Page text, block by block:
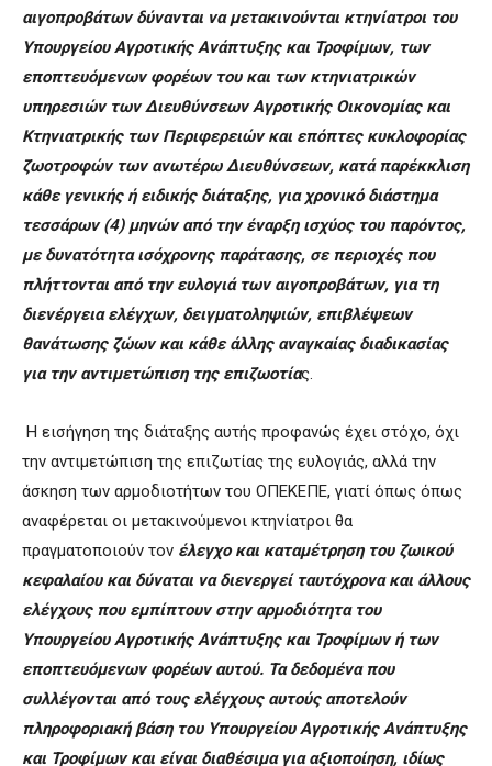
αιγοπροβάτων δύνανται να μετακινούνται κτηνίατροι του
Υπουργείου Αγροτικής Ανάπτυξης και Τροφίμων, των
εποπτευόμενων φορέων του και των κτηνιατρικών
υπηρεσιών των Διευθύνσεων Αγροτικής Οικονομίας και
Κτηνιατρικής των Περιφερειών και επόπτες κυκλοφορίας
ζωοτροφών των ανωτέρω Διευθύνσεων, κατά παρέκκλιση
κάθε γενικής ή ειδικής διάταξης, για χρονικό διάστημα
τεσσάρων (4) μηνών από την έναρξη ισχύος του παρόντος,
με δυνατότητα ισόχρονης παράτασης, σε περιοχές που
πλήττονται από την ευλογιά των αιγοπροβάτων, για τη
διενέργεια ελέγχων, δειγματοληψιών, επιβλέψεων
θανάτωσης ζώων και κάθε άλλης αναγκαίας διαδικασίας
για την αντιμετώπιση της επιζωοτίας.
Η εισήγηση της διάταξης αυτής προφανώς έχει στόχο, όχι
την αντιμετώπιση της επιζωτίας της ευλογιάς, αλλά την
άσκηση των αρμοδιοτήτων του ΟΠΕΚΕΠΕ, γιατί όπως όπως
αναφέρεται οι μετακινούμενοι κτηνίατροι θα
πραγματοποιούν τον έλεγχο και καταμέτρηση του ζωικού
κεφαλαίου και δύναται να διενεργεί ταυτόχρονα και άλλους
ελέγχους που εμπίπτουν στην αρμοδιότητα του
Υπουργείου Αγροτικής Ανάπτυξης και Τροφίμων ή των
εποπτευόμενων φορέων αυτού. Τα δεδομένα που
συλλέγονται από τους ελέγχους αυτούς αποτελούν
πληροφοριακή βάση του Υπουργείου Αγροτικής Ανάπτυξης
και Τροφίμων και είναι διαθέσιμα για αξιοποίηση, ιδίως